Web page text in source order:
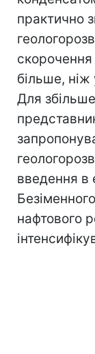
практично
скорочення
більше, ніж
Для
введення в
нафтового